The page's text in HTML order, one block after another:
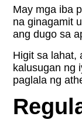
May mga iba
na ginagamit
ang dugo sa
Higit sa lahat,
kalusugan ng
paglala ng